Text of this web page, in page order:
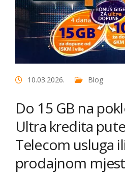
10.03.2026. Blog
Do 15 GB na
Ultra kredita
Telecom usluga
prodajnom